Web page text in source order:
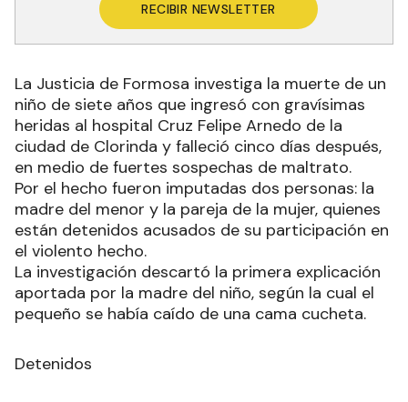
RECIBIR NEWSLETTER
La Justicia de Formosa investiga la muerte de un
niño de siete años que ingresó con gravísimas
heridas al hospital Cruz Felipe Arnedo de la
ciudad de Clorinda y falleció cinco días después,
en medio de fuertes sospechas de maltrato.
Por el hecho fueron imputadas dos personas: la
madre del menor y la pareja de la mujer, quienes
están detenidos acusados de su participación en
el violento hecho.
La investigación descartó la primera explicación
aportada por la madre del niño, según la cual el
pequeño se había caído de una cama cucheta.
Detenidos